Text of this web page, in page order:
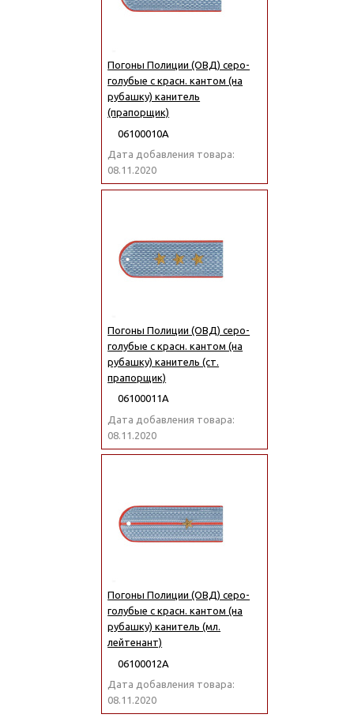
Погоны Полиции (ОВД) серо-
голубые с красн. кантом (на
рубашку) канитель
(прапорщик)
06100010А
Дата добавления товара:
08.11.2020
Погоны Полиции (ОВД) серо-
голубые с красн. кантом (на
рубашку) канитель (ст.
прапорщик)
06100011А
Дата добавления товара:
08.11.2020
Погоны Полиции (ОВД) серо-
голубые с красн. кантом (на
рубашку) канитель (мл.
лейтенант)
06100012А
Дата добавления товара:
08.11.2020